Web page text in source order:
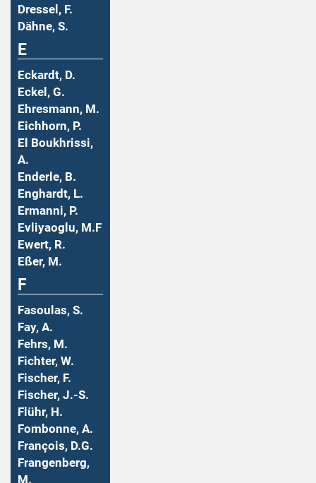
Dressel, F.
Dähne, S.
E
Eckardt, D.
Eckel, G.
Ehresmann, M.
Eichhorn, P.
El Boukhrissi,
A.
Enderle, B.
Enghardt, L.
Ermanni, P.
Evliyaoglu, M.F
Ewert, R.
Eßer, M.
F
Fasoulas, S.
Fay, A.
Fehrs, M.
Fichter, W.
Fischer, F.
Fischer, J.-S.
Flühr, H.
Fombonne, A.
François, D.G.
Frangenberg,
M.